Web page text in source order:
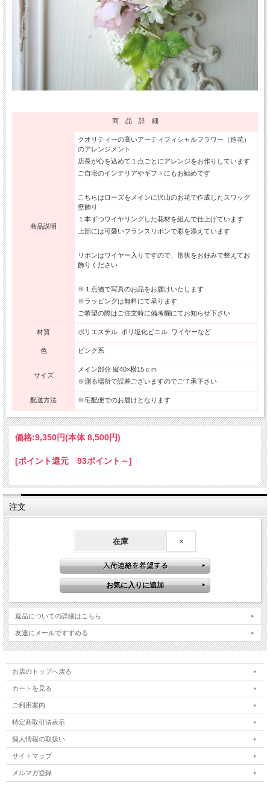
商 品 詳 細
商品説明
クオリティーの高いアーティフィシャルフラワー（造花）
のアレンジメント
店長が心を込めて１点ごとにアレンジをお作りしています
ご自宅のインテリアやギフトにもお勧めです
こちらはローズをメインに沢山のお花で作成したスワッグ
壁飾り
１本ずつワイヤリングした花材を組んで仕上げています
上部には可愛いフランスリボンで彩を添えています
リボンはワイヤー入りですので、形状をお好みで整えてお
飾りください
※１点物で写真のお品をお届けいたします
※ラッピングは無料にて承ります
ご希望の際はご注文時に備考欄にてお知らせ下さい
材質 ポリエステル ポリ塩化ビニル ワイヤーなど
色 ピンク系
サイズ
メイン部分 縦40×横15ｃｍ
※測る場所で誤差ございますのでご了承下さい
配送方法 ※宅配便でのお届けとなります
価格:9,350円(本体 8,500円)
[ポイント還元 93ポイント～]
注文
在庫 ×
返品についての詳細はこちら
友達にメールですすめる
お店のトップへ戻る
カートを見る
ご利用案内
特定商取引法表示
個人情報の取扱い
サイトマップ
メルマガ登録